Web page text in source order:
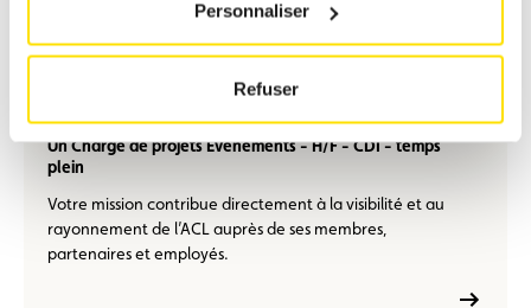
Personnaliser
Refuser
Un Chargé de projets Événements - H/F - CDI - temps
plein
Votre mission contribue directement à la visibilité et au
rayonnement de l’ACL auprès de ses membres,
partenaires et employés.